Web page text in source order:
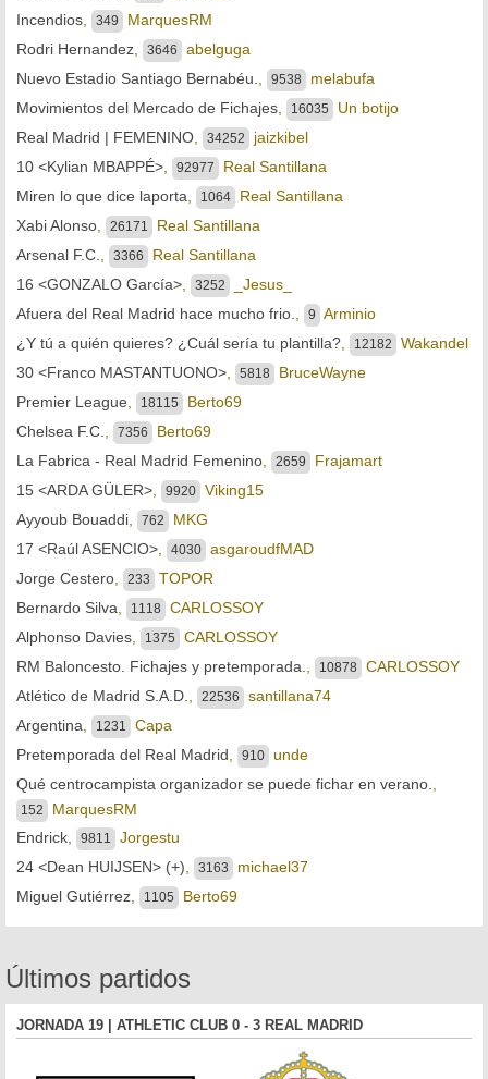
Incendios
349
MarquesRM
Rodri Hernandez
3646
abelguga
Nuevo Estadio Santiago Bernabéu.
9538
melabufa
Movimientos del Mercado de Fichajes
16035
Un botijo
Real Madrid | FEMENINO
34252
jaizkibel
10 <Kylian MBAPPÉ>
92977
Real Santillana
Miren lo que dice laporta
1064
Real Santillana
Xabi Alonso
26171
Real Santillana
Arsenal F.C.
3366
Real Santillana
16 <GONZALO García>
3252
_Jesus_
Afuera del Real Madrid hace mucho frio.
9
Arminio
¿Y tú a quién quieres? ¿Cuál sería tu plantilla?
12182
Wakandel
30 <Franco MASTANTUONO>
5818
BruceWayne
Premier League
18115
Berto69
Chelsea F.C.
7356
Berto69
La Fabrica - Real Madrid Femenino
2659
Frajamart
15 <ARDA GÜLER>
9920
Viking15
Ayyoub Bouaddi
762
MKG
17 <Raúl ASENCIO>
4030
asgaroudfMAD
Jorge Cestero
233
TOPOR
Bernardo Silva
1118
CARLOSSOY
Alphonso Davies
1375
CARLOSSOY
RM Baloncesto. Fichajes y pretemporada.
10878
CARLOSSOY
Atlético de Madrid S.A.D.
22536
santillana74
Argentina
1231
Capa
Pretemporada del Real Madrid
910
unde
Qué centrocampista organizador se puede fichar en verano.
152
MarquesRM
Endrick
9811
Jorgestu
24 <Dean HUIJSEN> (+)
3163
michael37
Miguel Gutiérrez
1105 Berto69
Últimos partidos
JORNADA 19 | ATHLETIC CLUB 0 - 3 REAL MADRID